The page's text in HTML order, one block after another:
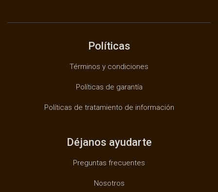
Políticas
Términos y condiciones
Políticas de garantía
Políticas de tratamiento de información
Déjanos ayudarte
Preguntas frecuentes
Nosotros